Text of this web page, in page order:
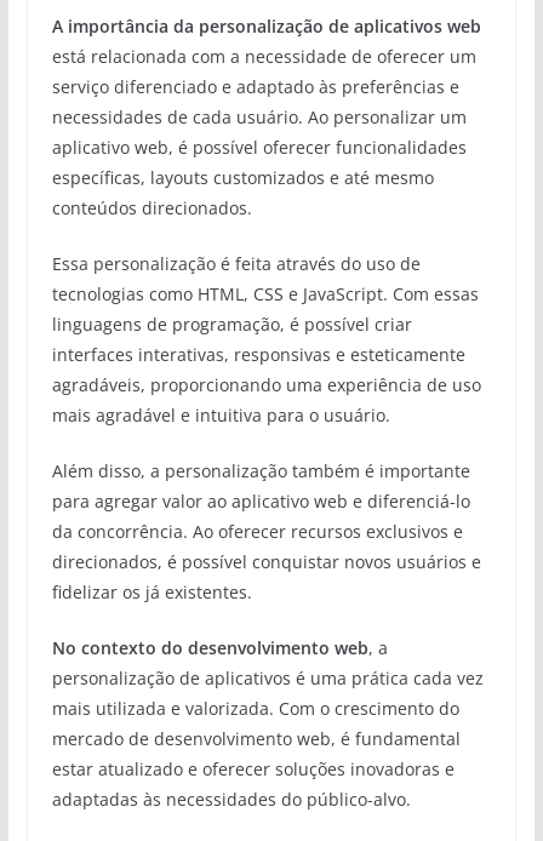
A importância da personalização de aplicativos web
está relacionada com a necessidade de oferecer um
serviço diferenciado e adaptado às preferências e
necessidades de cada usuário. Ao personalizar um
aplicativo web, é possível oferecer funcionalidades
específicas, layouts customizados e até mesmo
conteúdos direcionados.
Essa personalização é feita através do uso de
tecnologias como HTML, CSS e JavaScript. Com essas
linguagens de programação, é possível criar
interfaces interativas, responsivas e esteticamente
agradáveis, proporcionando uma experiência de uso
mais agradável e intuitiva para o usuário.
Além disso, a personalização também é importante
para agregar valor ao aplicativo web e diferenciá-lo
da concorrência. Ao oferecer recursos exclusivos e
direcionados, é possível conquistar novos usuários e
fidelizar os já existentes.
No contexto do desenvolvimento web, a
personalização de aplicativos é uma prática cada vez
mais utilizada e valorizada. Com o crescimento do
mercado de desenvolvimento web, é fundamental
estar atualizado e oferecer soluções inovadoras e
adaptadas às necessidades do público-alvo.